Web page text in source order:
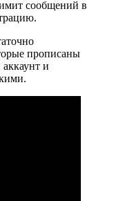
сообщений в
прописаны
и